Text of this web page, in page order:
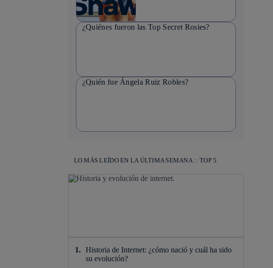
¿Quiénes fueron las Top Secret Rosies?
¿Quién fue Ángela Ruiz Robles?
LO MÁS LEÍDO EN LA ÚLTIMA SEMANA :: TOP 5
Historia de Internet: ¿cómo nació y cuál ha sido
su evolución?